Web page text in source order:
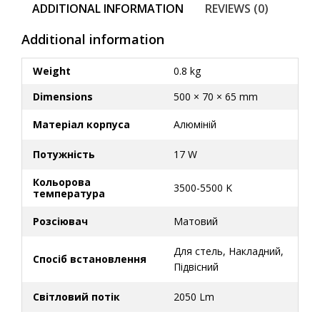
ADDITIONAL INFORMATION REVIEWS (0)
Additional information
Weight
0.8 kg
Dimensions
500 × 70 × 65 mm
Матеріал корпуса Алюміній
Потужність 17 W
Кольорова
температура
3500-5500 K
Розсіювач Матовий
Спосіб встановлення
Для стель, Накладний,
Підвісний
Світловий потік 2050 Lm